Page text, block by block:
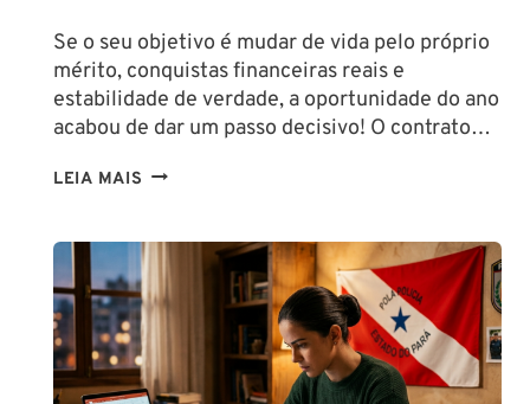
Se o seu objetivo é mudar de vida pelo próprio
mérito, conquistas financeiras reais e
estabilidade de verdade, a oportunidade do ano
acabou de dar um passo decisivo! O contrato…
LEIA MAIS CONCURSO
CONTRATO
COM
A
FCC
É